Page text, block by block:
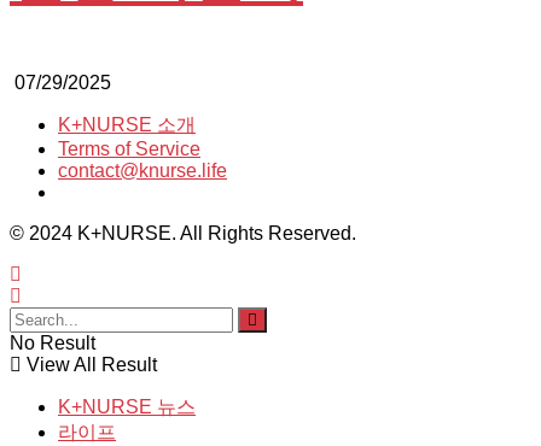
07/29/2025
K+NURSE 소개
Terms of Service
contact@knurse.life
© 2024 K+NURSE. All Rights Reserved.
No Result
View All Result
K+NURSE 뉴스
라이프